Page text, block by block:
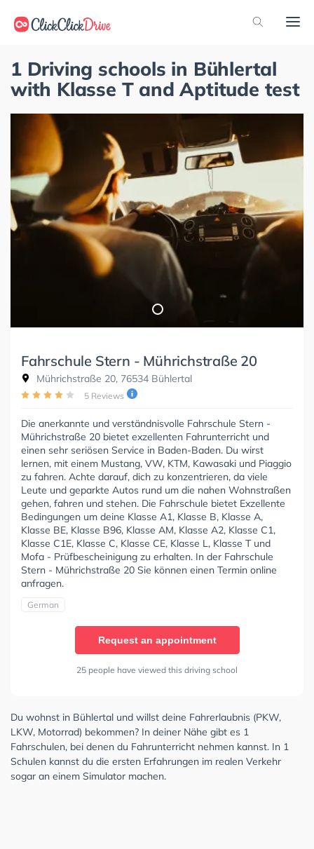
1 Driving schools in Bühlertal
with Klasse T and Aptitude test
Fahrschule Stern - Mührichstraße 20
Mührichstraße 20, 76534 Bühlertal
5 Reviews
Die anerkannte und verständnisvolle Fahrschule Stern -
Mührichstraße 20 bietet exzellenten Fahrunterricht und
einen sehr seriösen Service in Baden-Baden. Du wirst
lernen, mit einem Mustang, VW, KTM, Kawasaki und Piaggio
zu fahren. Achte darauf, dich zu konzentrieren, da viele
Leute und geparkte Autos rund um die nahen Wohnstraßen
gehen, fahren und stehen. Die Fahrschule bietet Exzellente
Bedingungen um deine Klasse A1, Klasse B, Klasse A,
Klasse BE, Klasse B96, Klasse AM, Klasse A2, Klasse C1,
Klasse C1E, Klasse C, Klasse CE, Klasse L, Klasse T und
Mofa - Prüfbescheinigung zu erhalten. In der Fahrschule
Stern - Mührichstraße 20 Sie können einen Termin online
anfragen.
German
Request an appointment
25 people have viewed this driving school
Du wohnst in Bühlertal und willst deine Fahrerlaubnis (PKW,
LKW, Motorrad) bekommen? In deiner Nähe gibt es 1
Fahrschulen, bei denen du Fahrunterricht nehmen kannst. In 1
Schulen kannst du die ersten Erfahrungen im realen Verkehr
sogar an einem Simulator machen.